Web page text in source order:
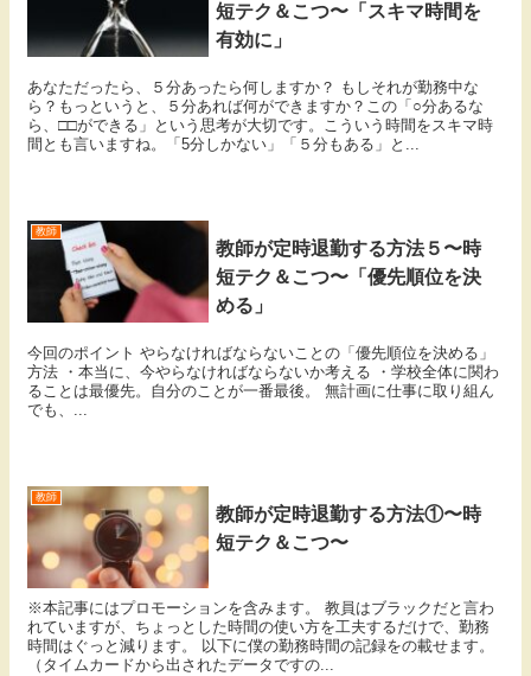
短テク＆こつ〜「スキマ時間を
有効に」
あなただったら、５分あったら何しますか？ もしそれが勤務中な
ら？もっというと、５分あれば何ができますか？この「○分あるな
ら、□□ができる」という思考が大切です。こういう時間をスキマ時
間とも言いますね。「5分しかない」「５分もある」と...
教師
教師が定時退勤する方法５〜時
短テク＆こつ〜「優先順位を決
める」
今回のポイント やらなければならないことの「優先順位を決める」
方法 ・本当に、今やらなければならないか考える ・学校全体に関わ
ることは最優先。自分のことが一番最後。 無計画に仕事に取り組ん
でも、...
教師
教師が定時退勤する方法①〜時
短テク＆こつ〜
※本記事にはプロモーションを含みます。 教員はブラックだと言わ
れていますが、ちょっとした時間の使い方を工夫するだけで、勤務
時間はぐっと減ります。 以下に僕の勤務時間の記録をの載せます。
（タイムカードから出されたデータですの...